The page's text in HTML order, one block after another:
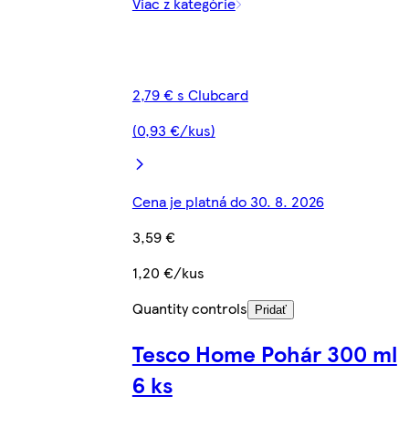
2,79 € s Clubcard
(0,93 €/kus)
Cena je platná do 30. 8. 2026
3,59 €
1,20 €/kus
Quantity controls
Pridať
Tesco Home Pohár 300 ml
6 ks